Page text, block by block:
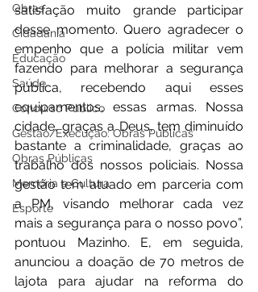
Obras
Cidadania
Educação
Saúde
Concurso Público
Gestão/Execução: Obras Públicas
Obras Públicas
Memória e Cultura
Esporte
satisfação muito grande participar
desse momento. Quero agradecer o
empenho que a polícia militar vem
fazendo para melhorar a segurança
pública, recebendo aqui esses
equipamentos, essas armas. Nossa
cidade, graças a Deus, tem diminuído
bastante a criminalidade, graças ao
trabalho dos nossos policiais. Nossa
gestão tem atuado em parceria com
a PM, visando melhorar cada vez
mais a segurança para o nosso povo”,
pontuou Mazinho. E, em seguida,
anunciou a doação de 70 metros de
lajota para ajudar na reforma do